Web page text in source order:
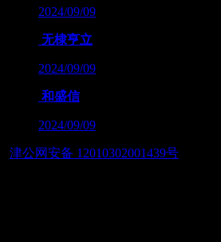
2024/09/09
无棣亨立
2024/09/09
和盛信
2024/09/09
津公网安备 12010302001439号